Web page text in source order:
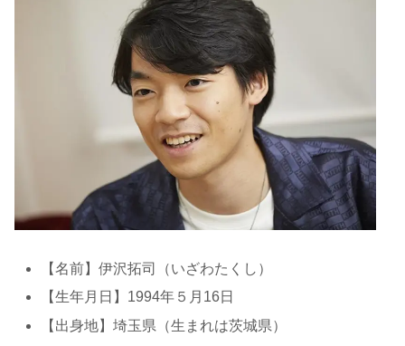
【名前】伊沢拓司（いざわたくし）
【生年月日】1994年５月16日
【出身地】埼玉県（生まれは茨城県）